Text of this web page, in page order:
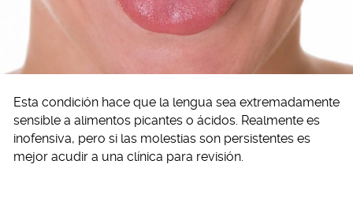
Esta condición hace que la lengua sea extremadamente
sensible a alimentos picantes o ácidos. Realmente es
inofensiva, pero si las molestias son persistentes es
mejor acudir a una clínica para revisión.